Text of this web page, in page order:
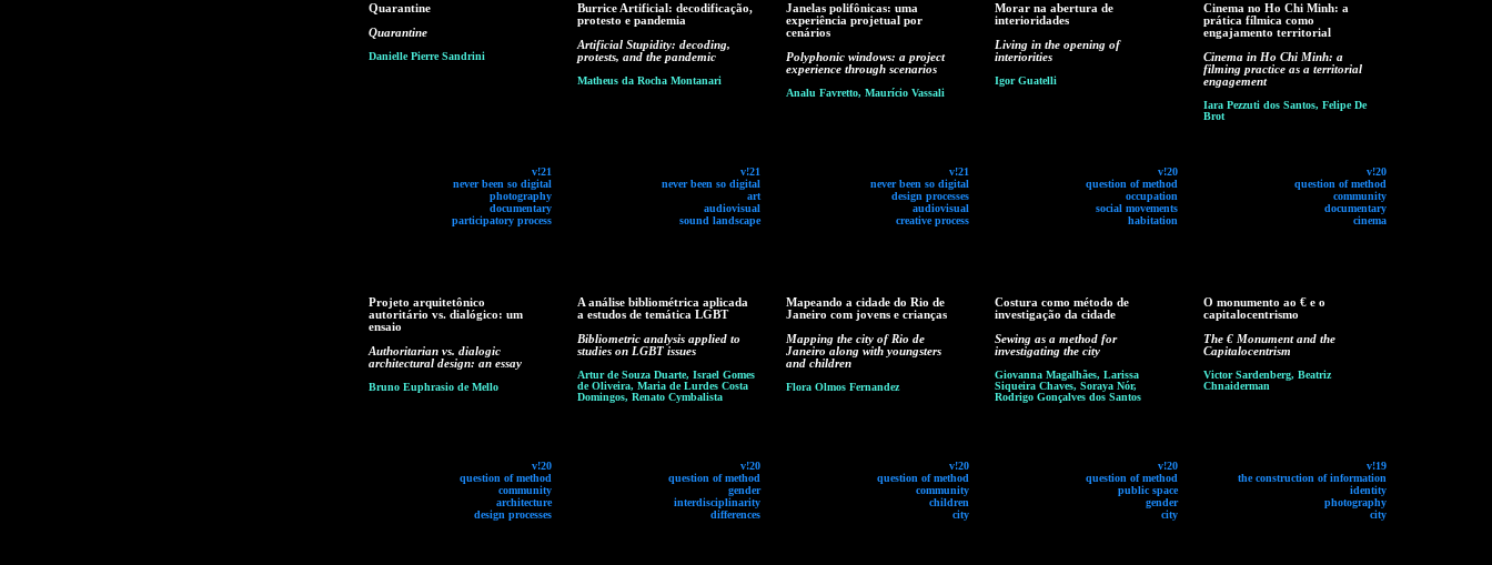
Quarantine
Quarantine
Danielle Pierre Sandrini
v!21
never been so digital
photography
documentary
participatory process
Burrice Artificial: decodificação,
protesto e pandemia
Artificial Stupidity: decoding,
protests, and the pandemic
Matheus da Rocha Montanari
v!21
never been so digital
art
audiovisual
sound landscape
Janelas polifônicas: uma
experiência projetual por
cenários
Polyphonic windows: a project
experience through scenarios
Analu Favretto, Maurício Vassali
v!21
never been so digital
design processes
audiovisual
creative process
Morar na abertura de
interioridades
Living in the opening of
interiorities
Igor Guatelli
v!20
question of method
occupation
social movements
habitation
Cinema no Ho Chi Minh: a
prática fílmica como
engajamento territorial
Cinema in Ho Chi Minh: a
filming practice as a territorial
engagement
Iara Pezzuti dos Santos, Felipe De
Brot
v!20
question of method
community
documentary
cinema
Projeto arquitetônico
autoritário vs. dialógico: um
ensaio
Authoritarian vs. dialogic
architectural design: an essay
Bruno Euphrasio de Mello
v!20
question of method
community
architecture
design processes
A análise bibliométrica aplicada
a estudos de temática LGBT
Bibliometric analysis applied to
studies on LGBT issues
Artur de Souza Duarte, Israel Gomes
de Oliveira, Maria de Lurdes Costa
Domingos, Renato Cymbalista
v!20
question of method
gender
interdisciplinarity
differences
Mapeando a cidade do Rio de
Janeiro com jovens e crianças
Mapping the city of Rio de
Janeiro along with youngsters
and children
Flora Olmos Fernandez
v!20
question of method
community
children
city
Costura como método de
investigação da cidade
Sewing as a method for
investigating the city
Giovanna Magalhães, Larissa
Siqueira Chaves, Soraya Nór,
Rodrigo Gonçalves dos Santos
v!20
question of method
public space
gender
city
O monumento ao € e o
capitalocentrismo
The € Monument and the
Capitalocentrism
Victor Sardenberg, Beatriz
Chnaiderman
v!19
the construction of information
identity
photography
city